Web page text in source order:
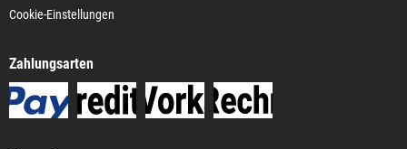
Cookie-Einstellungen
Zahlungsarten